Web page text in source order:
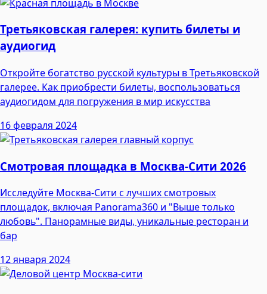
Третьяковская галерея: купить билеты и
аудиогид
Откройте богатство русской культуры в Третьяковской
галерее. Как приобрести билеты, воспользоваться
аудиогидом для погружения в мир искусства
16 февраля 2024
Смотровая площадка в Москва-Сити 2026
Исследуйте Москва-Сити с лучших смотровых
площадок, включая Panorama360 и "Выше только
любовь". Панорамные виды, уникальные ресторан и
бар
12 января 2024